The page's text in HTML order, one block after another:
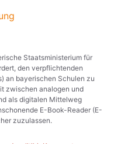
Staatsministerium für
den verpflichtenden
an bayerischen Schulen zu
zwischen analogen und
als digitalen Mittelweg
E-Book-Reader (E-
zuzulassen.